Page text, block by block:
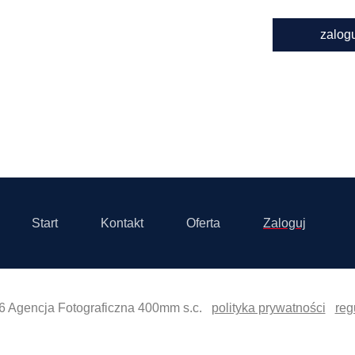
Start Kontakt Oferta Zaloguj
Agencja Fotograficzna 400mm s.c. polityka prywatności